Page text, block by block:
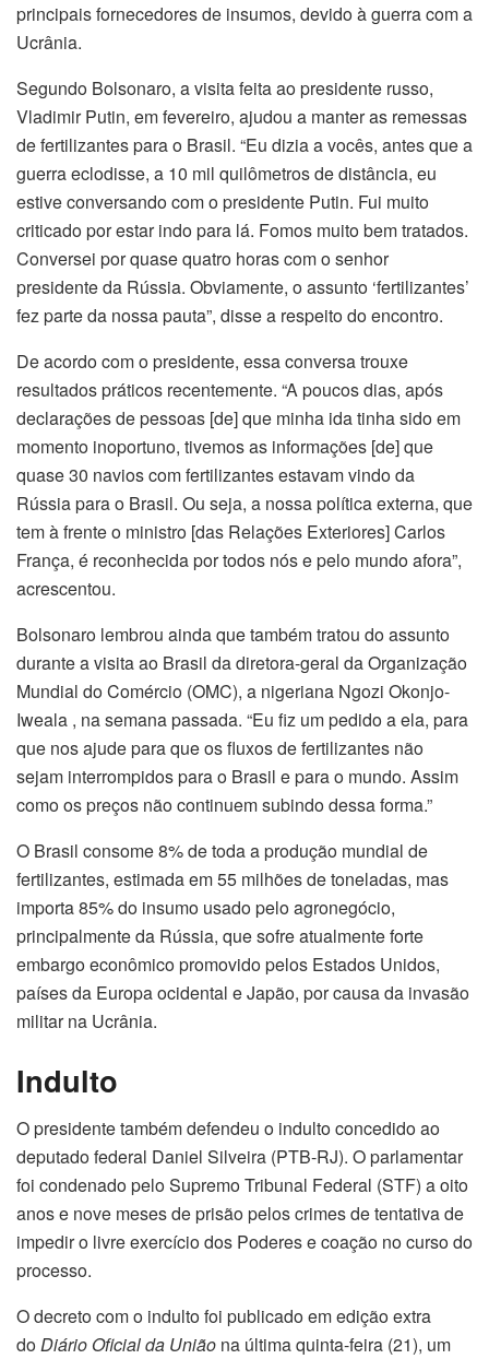
principais fornecedores de insumos, devido à guerra com a
Ucrânia.
Segundo Bolsonaro, a visita feita ao presidente russo,
Vladimir Putin, em fevereiro, ajudou a manter as remessas
de fertilizantes para o Brasil. “Eu dizia a vocês, antes que a
guerra eclodisse, a 10 mil quilômetros de distância, eu
estive conversando com o presidente Putin. Fui muito
criticado por estar indo para lá. Fomos muito bem tratados.
Conversei por quase quatro horas com o senhor
presidente da Rússia. Obviamente, o assunto ‘fertilizantes’
fez parte da nossa pauta”, disse a respeito do encontro.
De acordo com o presidente, essa conversa trouxe
resultados práticos recentemente. “A poucos dias, após
declarações de pessoas [de] que minha ida tinha sido em
momento inoportuno, tivemos as informações [de] que
quase 30 navios com fertilizantes estavam vindo da
Rússia para o Brasil. Ou seja, a nossa política externa, que
tem à frente o ministro [das Relações Exteriores] Carlos
França, é reconhecida por todos nós e pelo mundo afora”,
acrescentou.
Bolsonaro lembrou ainda que também tratou do assunto
durante a visita ao Brasil da diretora-geral da Organização
Mundial do Comércio (OMC), a nigeriana Ngozi Okonjo-
Iweala , na semana passada. “Eu fiz um pedido a ela, para
que nos ajude para que os fluxos de fertilizantes não
sejam interrompidos para o Brasil e para o mundo. Assim
como os preços não continuem subindo dessa forma.”
O Brasil consome 8% de toda a produção mundial de
fertilizantes, estimada em 55 milhões de toneladas, mas
importa 85% do insumo usado pelo agronegócio,
principalmente da Rússia, que sofre atualmente forte
embargo econômico promovido pelos Estados Unidos,
países da Europa ocidental e Japão, por causa da invasão
militar na Ucrânia.
Indulto
O presidente também defendeu o indulto concedido ao
deputado federal Daniel Silveira (PTB-RJ). O parlamentar
foi condenado pelo Supremo Tribunal Federal (STF) a oito
anos e nove meses de prisão pelos crimes de tentativa de
impedir o livre exercício dos Poderes e coação no curso do
processo.
O decreto com o indulto foi publicado em edição extra
doDiário Oficial da União na última quinta-feira (21), um